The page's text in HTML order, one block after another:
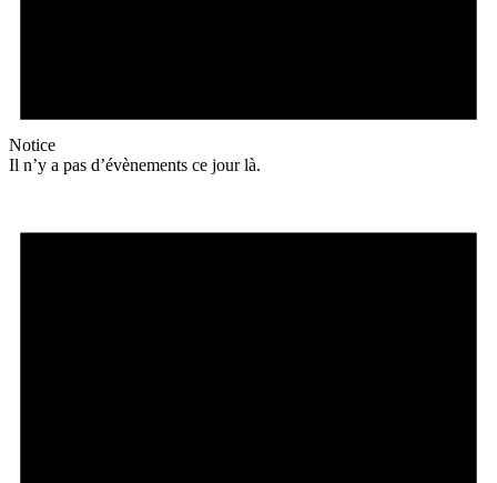
Notice
Il n’y a pas d’évènements ce jour là.